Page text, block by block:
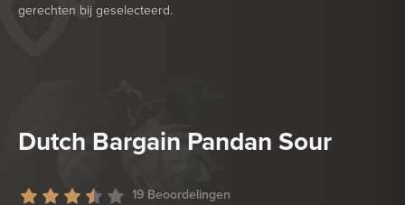
gerechten bij geselecteerd.
HEERLIJK BIJ
Dutch Bargain Pandan Sour
19 Beoordelingen